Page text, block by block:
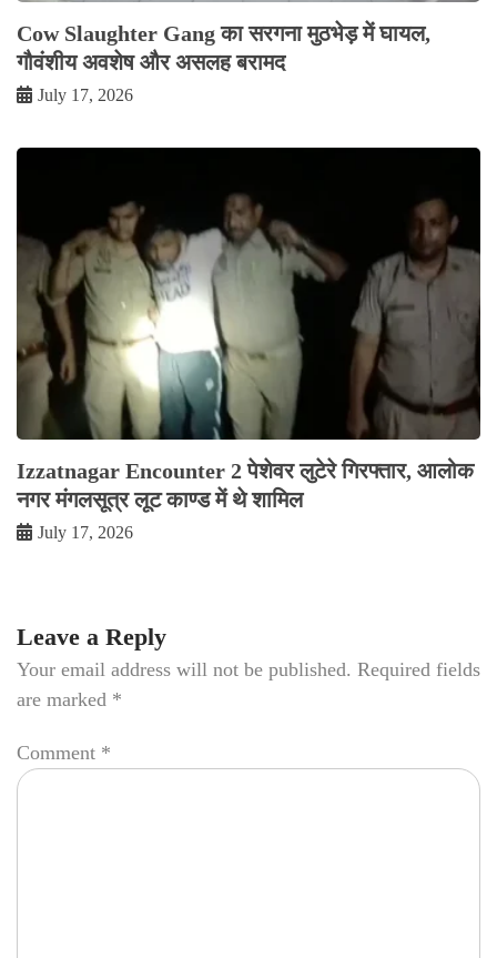
Cow Slaughter Gang का सरगना मुठभेड़ में घायल,
गौवंशीय अवशेष और असलह बरामद
July 17, 2026
Izzatnagar Encounter 2 पेशेवर लुटेरे गिरफ्तार, आलोक
नगर मंगलसूत्र लूट काण्‍ड में थे शामिल
July 17, 2026
Leave a Reply
Your email address will not be published. Required fields
are marked *
Comment *